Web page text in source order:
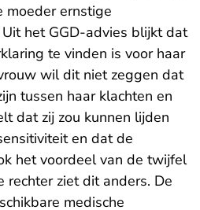
moeder ernstige
het GGD-advies blijkt dat
te vinden is voor haar
wil dit niet zeggen dat
tussen haar klachten en
dat zij zou kunnen lijden
en dat de
het voordeel van de twijfel
rechter ziet dit anders. De
medische